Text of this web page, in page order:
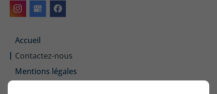
Accueil
Contactez-nous
Mentions légales